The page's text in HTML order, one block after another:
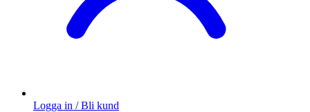
Logga in / Bli kund